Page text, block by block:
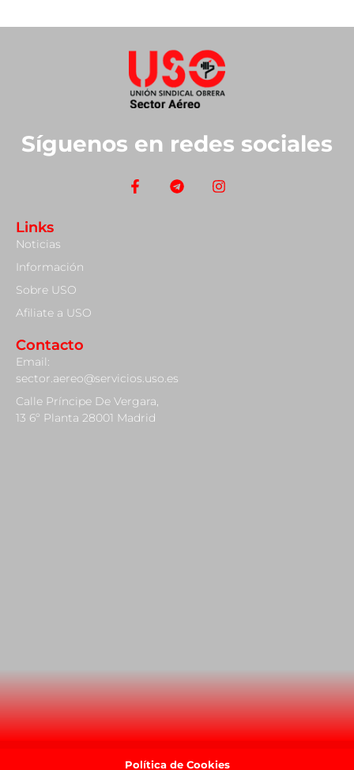
Síguenos en redes sociales
Links
Noticias
Información
Sobre USO
Afiliate a USO
Contacto
Email:
sector.aereo@servicios.uso.es
Calle Príncipe De Vergara,
13 6º Planta 28001 Madrid
Política de Cookies